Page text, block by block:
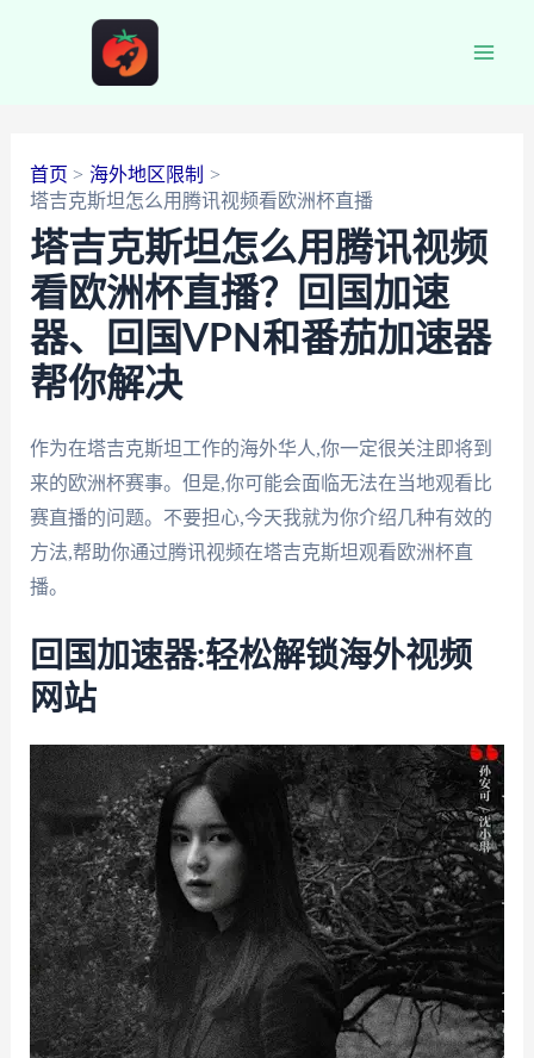
首页
海外地区限制
塔吉克斯坦怎么用腾讯视频看欧洲杯直播
塔吉克斯坦怎么用腾讯视频
看欧洲杯直播？回国加速
器、回国VPN和番茄加速器
帮你解决
作为在塔吉克斯坦工作的海外华人,你一定很关注即将到
来的欧洲杯赛事。但是,你可能会面临无法在当地观看比
赛直播的问题。不要担心,今天我就为你介绍几种有效的
方法,帮助你通过腾讯视频在塔吉克斯坦观看欧洲杯直
播。
回国加速器:轻松解锁海外视频
网站